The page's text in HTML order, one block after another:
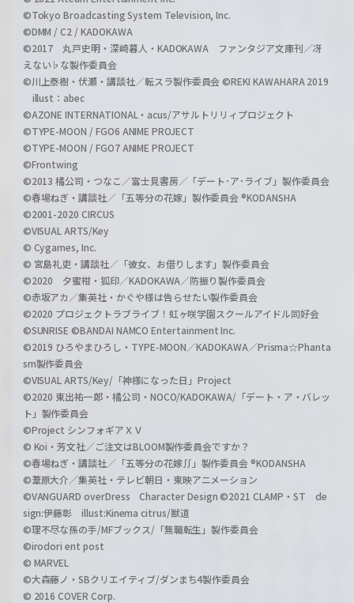
©Tokyo Broadcasting System Television, Inc.
©DMM / C2 / KADOKAWA
©2017 丸戸史明・深崎暮人・KADOKAWA ファンタジア文庫刊／冴
えない♭な製作委員会
©川上泰樹・伏瀬・講談社／転スラ製作委員会 ©REKI KAWAHARA 2019
illust：abec
©AZONE INTERNATIONAL・acus/アサルトリリィプロジェクト
©TYPE-MOON / FGO6 ANIME PROJECT
©TYPE-MOON / FGO7 ANIME PROJECT
©Frontwing
©2013 橘公司・つなこ／富士見書房／「デート･ア･ライブ」製作委員会
©春場ねぎ・講談社／「五等分の花嫁」製作委員会 ®KODANSHA
©2001-2020 CIRCUS
©VISUAL ARTS/Key
© Cygames, Inc.
© 宮島礼吏・講談社／「彼女、お借りします」製作委員会
©2020 夕蜜柑・狐印／KADOKAWA／防振り製作委員会
©赤坂アカ／集英社・かぐや様は告らせたい製作委員会
©2020 プロジェクトラブライブ！虹ヶ咲学園スクールアイドル同好会
©SUNRISE ©BANDAI NAMCO Entertainment Inc.
©2019 ひろやまひろし・TYPE-MOON／KADOKAWA／Prisma☆Phanta
sm製作委員会
©VISUAL ARTS/Key/「神様になった日」Project
©2020 東出祐一郎・橘公司・NOCO/KADOKAWA/「デート・ア・バレッ
ト」製作委員会
©Project シンフォギアＸＶ
© Koi・芳文社／ご注文はBLOOM製作委員会ですか？
©春場ねぎ・講談社／「五等分の花嫁∬」製作委員会 ®KODANSHA
©葦原大介／集英社・テレビ朝日・東映アニメーション
©VANGUARD overDress Character Design ©2021 CLAMP・ST de
sign:伊藤彰 illust:Kinema citrus/獣道
©理不尽な孫の手/MFブックス/「無職転生」製作委員会
©irodori ent post
© MARVEL
©大森藤ノ・SBクリエイティブ/ダンまち4製作委員会
© 2016 COVER Corp.